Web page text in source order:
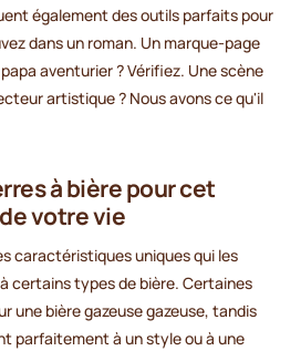
également des outils parfaits pour
dans un roman. Un marque-page
aventurier ? Vérifiez. Une scène
artistique ? Nous avons ce qu'il
à bière pour cet
votre vie
caractéristiques uniques qui les
certains types de bière. Certaines
une bière gazeuse gazeuse, tandis
parfaitement à un style ou à une